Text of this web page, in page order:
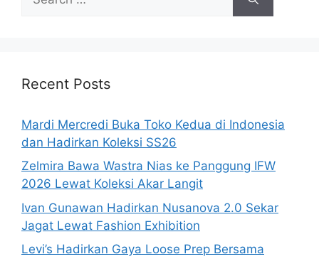
for:
Recent Posts
Mardi Mercredi Buka Toko Kedua di Indonesia
dan Hadirkan Koleksi SS26
Zelmira Bawa Wastra Nias ke Panggung IFW
2026 Lewat Koleksi Akar Langit
Ivan Gunawan Hadirkan Nusanova 2.0 Sekar
Jagat Lewat Fashion Exhibition
Levi’s Hadirkan Gaya Loose Prep Bersama